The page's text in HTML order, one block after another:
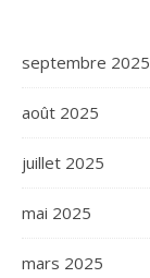
septembre 2025
août 2025
juillet 2025
mai 2025
mars 2025